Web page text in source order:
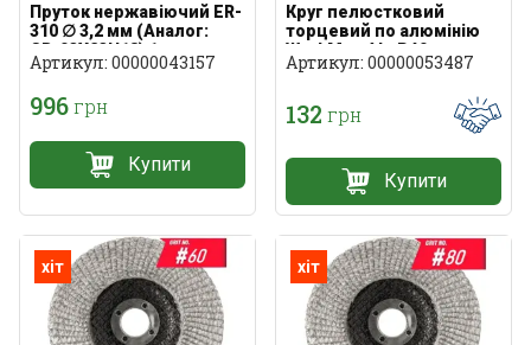
Пруток нержавіючий ER-
310 ∅ 3,2 мм (Аналог:
СВ-03Х23Н18) 1 кг
Артикул: 00000043157
996грн
Купити
Круг пелюстковий
торцевий по алюмінію
WorkMan Alu P40
Артикул: 00000053487
132 грн
Купити
хіт хіт